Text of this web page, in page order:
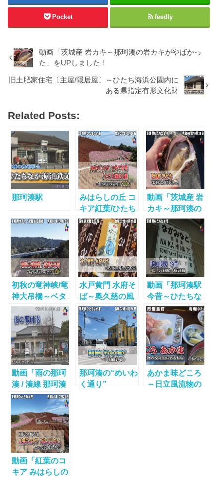
Pocket feedly
動画「茨城産 岩カキ～那珂湊の岩カキがやばかっ
た」をUPしました！
旧土肥家住宅〔主屋/隠居屋〕～ひたち海浜公園内に
ある県指定有形文化財
Related Posts:
那珂湊駅
みはらしの丘 コ
キア紅葉/ひたち
海浜公園～ベタ
な茨城紅葉の旅
20（2日目）
動画「茨城産 岩
カキ～那珂湊の
岩カキがやばか
った」をUPしま
した！
初秋の竜神峡/竜
神大吊橋～ベタ
な茨城紅葉の旅
20（初日）
水戸黄門 水府そ
ば～奥久慈の風
景に思いを寄せ
る
動画「那珂湊駅
今昔～ひたちな
か海浜鉄道 / 茨
城交通湊線」を
UPしました！
動画「雨の那珂
湊 / 湊線 那珂湊
駅 , 那珂湊漁
港」をUPしまし
た！
那珂湊の“めいわ
く通り”
あかま味どころ
～日立風流物の
動画「紅葉のコ
キア みはらしの